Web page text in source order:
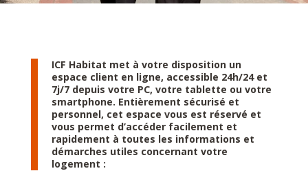
ICF Habitat met à votre disposition un
espace client en ligne, accessible 24h/24 et
7j/7 depuis votre PC, votre tablette ou votre
smartphone. Entièrement sécurisé et
personnel, cet espace vous est réservé et
vous permet d’accéder facilement et
rapidement à toutes les informations et
démarches utiles concernant votre
logement :